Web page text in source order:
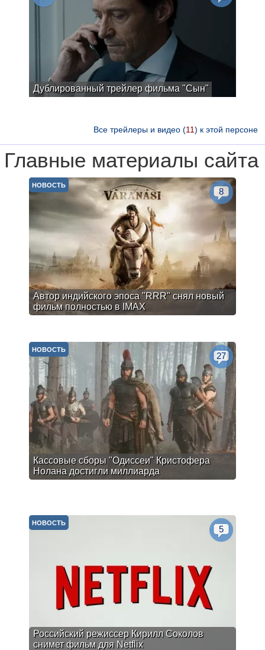
Дублированный трейлер фильма "Сын"
Все трейлеры и видео (11) к этой персоне
Главные материалы сайта
Автор индийского эпоса "RRR" снял новый
фильм полностью в IMAX
НОВОСТЬ
8
Кассовые сборы "Одиссеи" Кристофера
Нолана достигли миллиарда
НОВОСТЬ
27
Российский режиссер Кирилл Соколов
снимет фильм для Netflix
НОВОСТЬ
5